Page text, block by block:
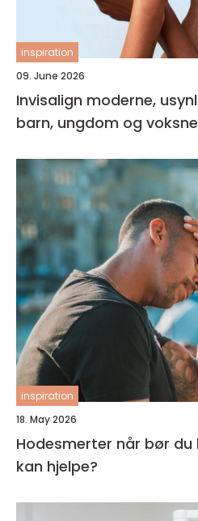
inspiration
09. June 2026
Invisalign moderne, usynlig tannregulering for
barn, ungdom og voksne
inspiration
18. May 2026
Hodesmerter når bør du bli bekymret, og hva
kan hjelpe?